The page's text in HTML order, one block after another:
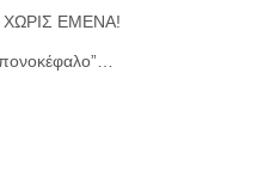
ΕΜΕΝΑ!